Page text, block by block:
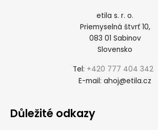
etila s. r. o.
Priemyselná štvrť 10,
083 01 Sabinov
Slovensko
Tel: +420 777 404 342
E-mail: ahoj@etila.cz
Důležité odkazy